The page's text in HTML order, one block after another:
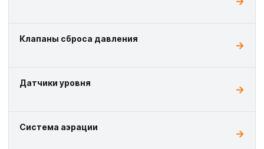
Клапаны сброса давления
Датчики уровня
Система аэрации